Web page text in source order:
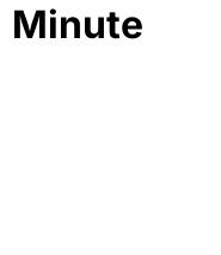
Minute